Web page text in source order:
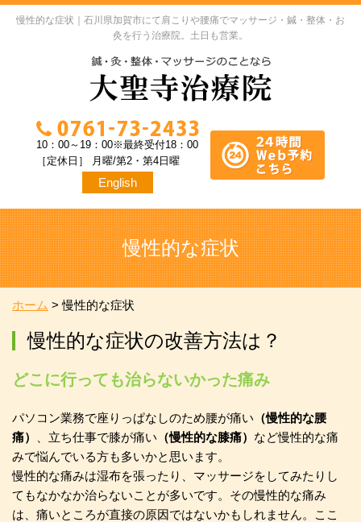
慢性的な症状｜石川県加賀市にて肩こりや腰痛でマッサージ・鍼・整体・お
灸を行う治療院。土日も営業。
10：00～19：00※最終受付18：00
［定休日］ 月曜/第2・第4日曜
English
慢性的な症状
ホーム >慢性的な症状
慢性的な症状の改善方法は？
どこに行っても治らないかった痛み
パソコン業務で座りっぱなしのため腰が痛い （慢性的な腰
痛）
、立ち仕事で膝が痛い （慢性的な膝痛） など慢性的な痛
みで悩んでいる方も多いかと思います。
慢性的な痛みは湿布を張ったり、マッサージをしてみたりし
てもなかなか治らないことが多いです。その慢性的な痛み
は、痛いところが直接の原因ではないかもしれません。ここ